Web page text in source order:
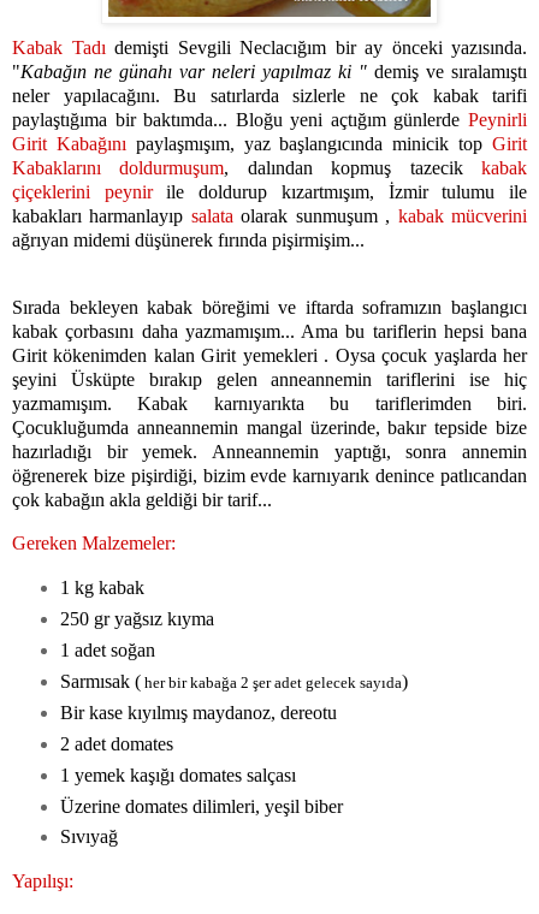
Kabak Tadı demişti Sevgili Neclacığım bir ay önceki yazısında.
"Kabağın ne günahı var neleri yapılmaz ki " demiş ve sıralamıştı
neler yapılacağını. Bu satırlarda sizlerle ne çok kabak tarifi
paylaştığıma bir baktımda... Bloğu yeni açtığım günlerde Peynirli
Girit Kabağını paylaşmışım, yaz başlangıcında minicik topGirit
Kabaklarını doldurmuşum, dalından kopmuş tazecikkabak
çiçeklerini peynir
ile doldurup kızartmışım, İzmir tulumu ile
kabakları harmanlayıp salata olarak sunmuşum , kabak mücverini
ağrıyan midemi düşünerek fırında pişirmişim...
Sırada bekleyen kabak böreğimi ve iftarda soframızın başlangıcı
kabak çorbasını daha yazmamışım... Ama bu tariflerin hepsi bana
Girit kökenimden kalan Girit yemekleri . Oysa çocuk yaşlarda her
şeyini Üsküpte bırakıp gelen anneannemin tariflerini ise hiç
yazmamışım. Kabak karnıyarıkta bu tariflerimden biri.
Çocukluğumda anneannemin mangal üzerinde, bakır tepside bize
hazırladığı bir yemek. Anneannemin yaptığı, sonra annemin
öğrenerek bize pişirdiği, bizim evde karnıyarık denince patlıcandan
çok kabağın akla geldiği bir tarif...
Gereken Malzemeler:
1 kg kabak
250 gr yağsız kıyma
1 adet soğan
Sarmısak (her bir kabağa 2 şer adet gelecek sayıda)
Bir kase kıyılmış maydanoz, dereotu
2 adet domates
1 yemek kaşığı domates salçası
Üzerine domates dilimleri, yeşil biber
Sıvıyağ
Yapılışı: